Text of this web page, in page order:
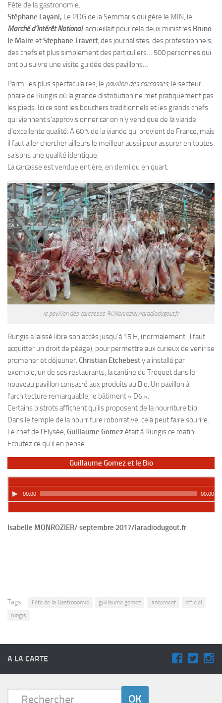
Fête de la gastronomie.
Stéphane Layani, Le PDG de la Semmaris qui gère le MIN, le
Marché d’Intérêt National, accueillait pour cela deux ministres Bruno
le Maire etStephane Travert, des journalistes, des professionnels,
des chefs et plus simplement des particuliers….500 personnes qui
ont pu suivre une visite guidée des pavillons…
Parmi les plus spectaculaires, le pavillon des carcasses, le secteur
phare de Rungis où la grande distribution ne met pratiquement pas
les pieds. Ici ce sont les bouchers traditionnels et les grands chefs
qui viennent s’approvisionner car on n’y vend que de la viande
d’excellente qualité. A 60 % de la viande qui provient de France, mais
il faut aller chercher ailleurs le meilleur aussi pour assurer en toutes
saisons une qualité identique.
La carcasse est vendue entière, en demi ou en quart.
le pavillon des carcasses ©I.Monrozier/laradiodugout.fr
Rungis a laissé libre son accès jusqu’à 15 H, (normalement, il faut
acquitter un droit de péage), pour permettre aux curieux de venir se
promener et déjeuner. Christian Etchebesty a installé par
exemple, un de ses restaurants, la cantine du Troquet dans le
nouveau pavillon consacré aux produits au Bio. Un pavillon à
l’architecture remarquable, le bâtiment « D6 ».
Certains bistrots affichent qu’ils proposent de la nourriture bio.
Dans le temple de la nourriture roborrative, cela peut faire sourire..
Le chef de l’Elysée, Guillaume Gomezétait à Rungis ce matin.
Ecoutez ce qu’il en pense.
Guillaume Gomez et le Bio
00:00 00:00
Isabelle MONROZIER/ septembre 2017/laradiodugout.fr
Tags: Fête de la Gastronomie guillaume gomez lancement
officiel
rungis
A LA CARTE